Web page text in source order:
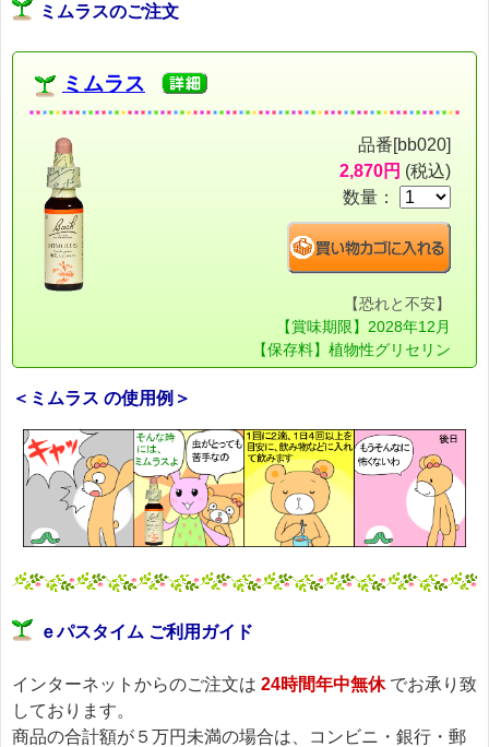
ミムラスのご注文
ミムラス
品番[bb020]
2,870円 (税込)
数量：
【恐れと不安】
【賞味期限】2028年12月
【保存料】植物性グリセリン
＜ミムラス の使用例＞
ｅパスタイム ご利用ガイド
インターネットからのご注文は 24時間年中無休でお承り致
しております。
商品の合計額が５万円未満の場合は、コンビニ・銀行・郵